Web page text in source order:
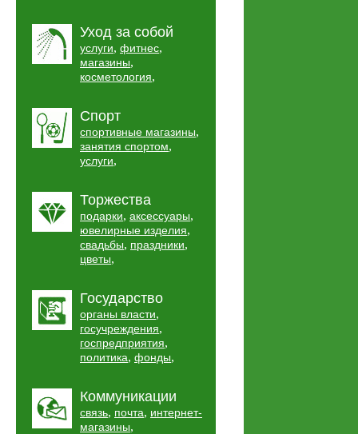
Уход за собой
услуги, фитнес,
магазины,
косметология,
Спорт
спортивные магазины,
занятия спортом,
услуги,
Торжества
подарки, аксессуары,
ювелирные изделия,
свадьбы, праздники,
цветы,
Государство
органы власти,
госучреждения,
госпредприятия,
политика, фонды,
Коммуникации
связь, почта, интернет-
магазины,